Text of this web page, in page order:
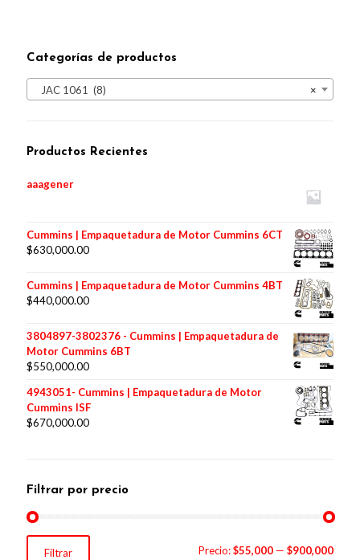
Categorías de productos
×
JAC 1061 (8)
Productos Recientes
aaagener
Cummins | Empaquetadura de Motor Cummins 6CT
$630,000.00
Cummins | Empaquetadura de Motor Cummins 4BT
$440,000.00
3804897-3802376 - Cummins | Empaquetadura de
Motor Cummins 6BT
$550,000.00
4943051- Cummins | Empaquetadura de Motor
Cummins ISF
$670,000.00
Filtrar por precio
Precio
mínimo
Precio
máximo
Filtrar Precio:$55,000 — $900,000